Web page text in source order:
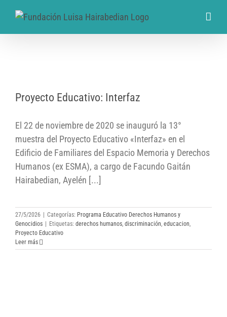
Proyecto Educativo: Interfaz
Proyecto Educativo: Interfaz
El 22 de noviembre de 2020 se inauguró la 13°
muestra del Proyecto Educativo «Interfaz» en el
Edificio de Familiares del Espacio Memoria y Derechos
Humanos (ex ESMA), a cargo de Facundo Gaitán
Hairabedian, Ayelén [...]
27/5/2026 Categorías: Programa Educativo Derechos Humanos y
Genocidios
Etiquetas: derechos humanos, discriminación, educacion,
Proyecto Educativo
Leer más